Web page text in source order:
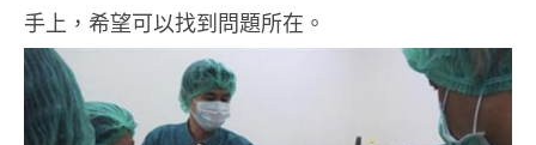
手上，希望可以找到問題所在。